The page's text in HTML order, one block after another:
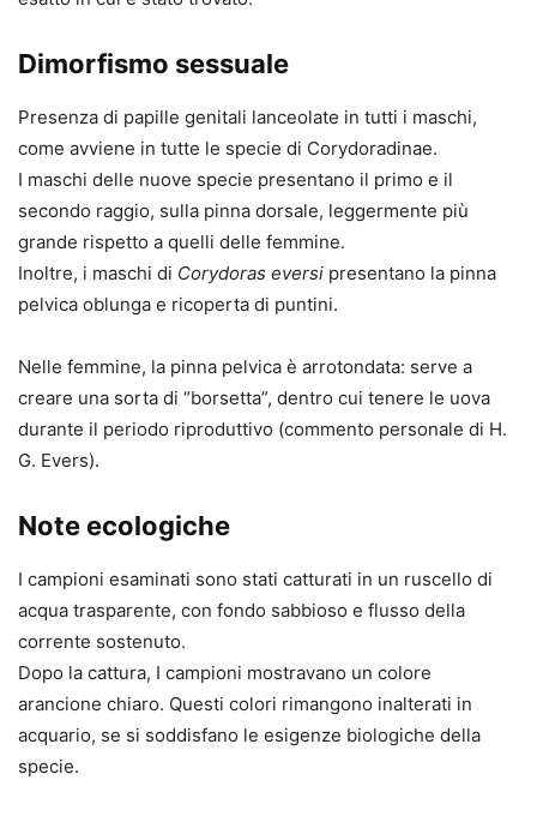
Dimorfismo sessuale
Presenza di papille genitali lanceolate in tutti i maschi,
come avviene in tutte le specie di Corydoradinae.
I maschi delle nuove specie presentano il primo e il
secondo raggio, sulla pinna dorsale, leggermente più
grande rispetto a quelli delle femmine.
Inoltre, i maschi di Corydoras eversi presentano la pinna
pelvica oblunga e ricoperta di puntini.
Nelle femmine, la pinna pelvica è arrotondata: serve a
creare una sorta di “borsetta”, dentro cui tenere le uova
durante il periodo riproduttivo (commento personale di H.
G. Evers).
Note ecologiche
I campioni esaminati sono stati catturati in un ruscello di
acqua trasparente, con fondo sabbioso e flusso della
corrente sostenuto.
Dopo la cattura, I campioni mostravano un colore
arancione chiaro. Questi colori rimangono inalterati in
acquario, se si soddisfano le esigenze biologiche della
specie.